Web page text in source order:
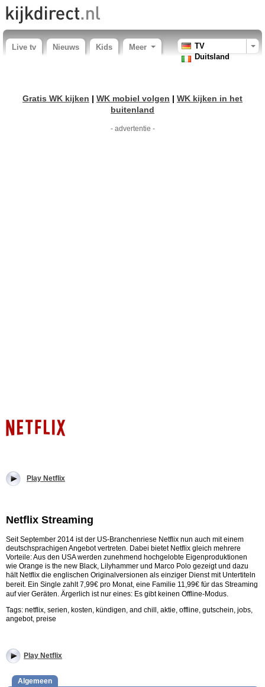
Live tv Nieuws Kids Meer
TV
Duitsland
Gratis WK kijken | WK mobiel volgen | WK kijken in het
buitenland
- advertentie -
Play Netflix
Netflix Streaming
Seit September 2014 ist der US-Branchenriese Netflix nun auch mit einem
deutschsprachigen Angebot vertreten. Dabei bietet Netflix gleich mehrere
Vorteile: Aus den USA werden zunehmend hochgelobte Eigenproduktionen
wie Orange is the new Black, Lilyhammer und Marco Polo gezeigt und dazu
hält Netflix die englischen Originalversionen als einziger Dienst mit Untertiteln
bereit. Ein Single zahlt 7,99€ pro Monat, eine Familie 11,99€ für das Streaming
auf vier Geräten. Ärgerlich ist nur eines: Es gibt keinen Offline-Modus.
Tags: netflix, serien, kosten, kündigen, and chill, aktie, offline, gutschein, jobs,
angebot, preise
Play Netflix
Algemeen